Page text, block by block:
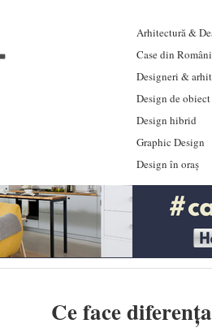
Arhitectură &
Case din
Designeri &
Design de obiect
Design hibrid
Graphic Design
Design în oraș
Ce face